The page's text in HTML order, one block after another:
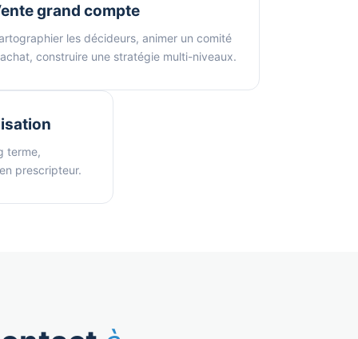
grand compte
les décideurs, animer un comité
construire une stratégie multi-niveaux.
terme,
prescripteur.